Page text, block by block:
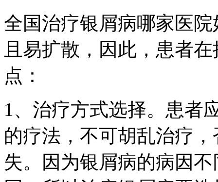
全国治疗银屑病哪家医
且易扩散，因此，患者
点：
1、治疗方式选择。患者
的疗法，不可胡乱治疗
失。因为银屑病的病因